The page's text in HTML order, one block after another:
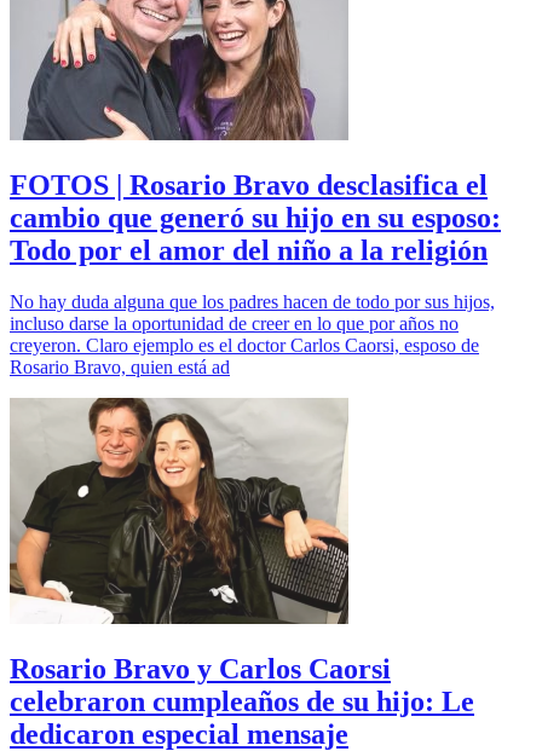
FOTOS | Rosario Bravo desclasifica el
cambio que generó su hijo en su esposo:
Todo por el amor del niño a la religión
No hay duda alguna que los padres hacen de todo por sus hijos,
incluso darse la oportunidad de creer en lo que por años no
creyeron. Claro ejemplo es el doctor Carlos Caorsi, esposo de
Rosario Bravo, quien está ad
Rosario Bravo y Carlos Caorsi
celebraron cumpleaños de su hijo: Le
dedicaron especial mensaje